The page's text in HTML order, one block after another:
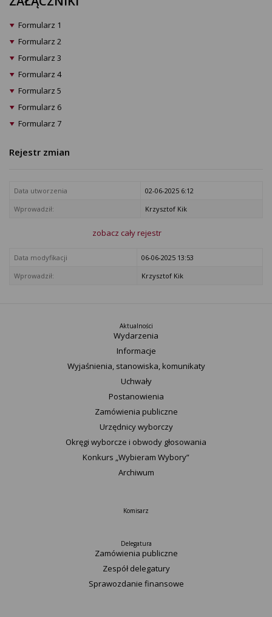
Formularz 1
Formularz 2
Formularz 3
Formularz 4
Formularz 5
Formularz 6
Formularz 7
Rejestr zmian
Data utworzenia
02-06-2025 6:12
Wprowadził:
Krzysztof Kik
zobacz cały rejestr
Data modyfikacji
06-06-2025 13:53
Wprowadził:
Krzysztof Kik
Aktualności
Wydarzenia
Informacje
Wyjaśnienia, stanowiska, komunikaty
Uchwały
Postanowienia
Zamówienia publiczne
Urzędnicy wyborczy
Okręgi wyborcze i obwody głosowania
Konkurs „Wybieram Wybory”
Archiwum
Komisarz
Delegatura
Zamówienia publiczne
Zespół delegatury
Sprawozdanie finansowe